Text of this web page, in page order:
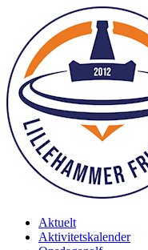
Aktuelt
Aktivitetskalender